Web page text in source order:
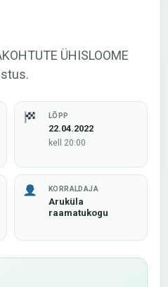
ÜHISLOOME
LÕPP
22.04.2022
kell 20:00
KORRALDAJA
Aruküla
raamatukogu